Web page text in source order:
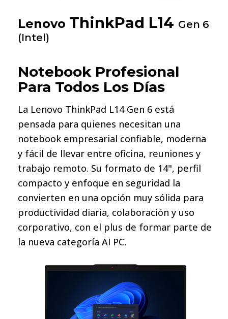
Lenovo ThinkPad L14 Gen 6
(Intel)
Notebook Profesional
Para Todos Los Días
La Lenovo ThinkPad L14 Gen 6 está
pensada para quienes necesitan una
notebook empresarial confiable, moderna
y fácil de llevar entre oficina, reuniones y
trabajo remoto. Su formato de 14", perfil
compacto y enfoque en seguridad la
convierten en una opción muy sólida para
productividad diaria, colaboración y uso
corporativo, con el plus de formar parte de
la nueva categoría AI PC.